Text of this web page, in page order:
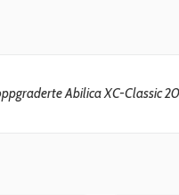
Abilica XC-Classic